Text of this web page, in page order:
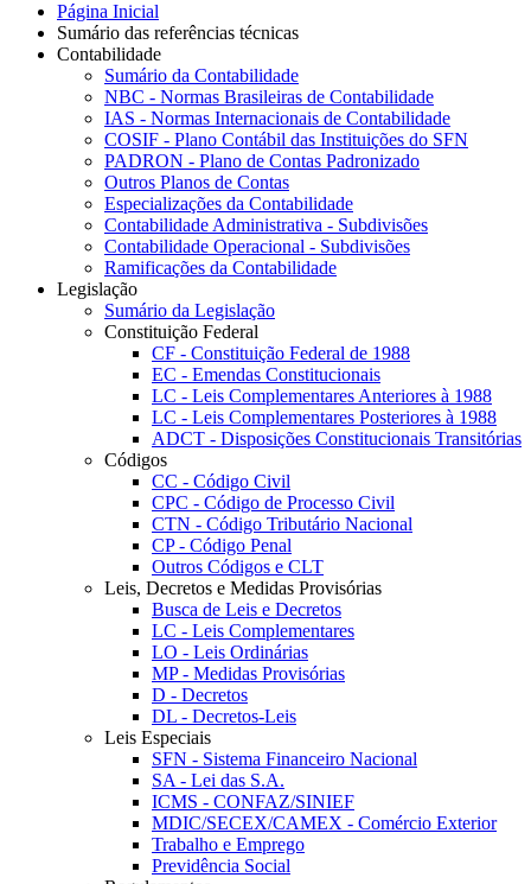
Página Inicial
Sumário das referências técnicas
Contabilidade
Sumário da Contabilidade
NBC - Normas Brasileiras de Contabilidade
IAS - Normas Internacionais de Contabilidade
COSIF - Plano Contábil das Instituições do SFN
PADRON - Plano de Contas Padronizado
Outros Planos de Contas
Especializações da Contabilidade
Contabilidade Administrativa - Subdivisões
Contabilidade Operacional - Subdivisões
Ramificações da Contabilidade
Legislação
Sumário da Legislação
Constituição Federal
CF - Constituição Federal de 1988
EC - Emendas Constitucionais
LC - Leis Complementares Anteriores à 1988
LC - Leis Complementares Posteriores à 1988
ADCT - Disposições Constitucionais Transitórias
Códigos
CC - Código Civil
CPC - Código de Processo Civil
CTN - Código Tributário Nacional
CP - Código Penal
Outros Códigos e CLT
Leis, Decretos e Medidas Provisórias
Busca de Leis e Decretos
LC - Leis Complementares
LO - Leis Ordinárias
MP - Medidas Provisórias
D - Decretos
DL - Decretos-Leis
Leis Especiais
SFN - Sistema Financeiro Nacional
SA - Lei das S.A.
ICMS - CONFAZ/SINIEF
MDIC/SECEX/CAMEX - Comércio Exterior
Trabalho e Emprego
Previdência Social